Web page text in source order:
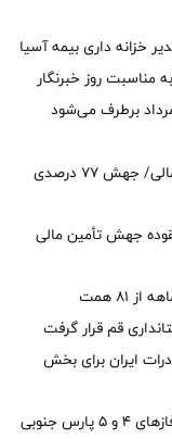
خزانه داری بیمه آسیا
مناسبت روز خبرنگار
جایگاه نخست بانك ملت در 10 شاخص مهم مالی/ جهش 77 درصدی
جهش تأمین مالی
قم قرار گرفت
ایران برای بخش
جنوبی